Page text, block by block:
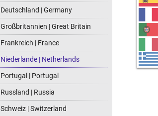
Deutschland | Germany
Großbritannien | Great Britain
Frankreich | France
Niederlande | Netherlands
Portugal | Portugal
Russland | Russia
Schweiz | Switzerland